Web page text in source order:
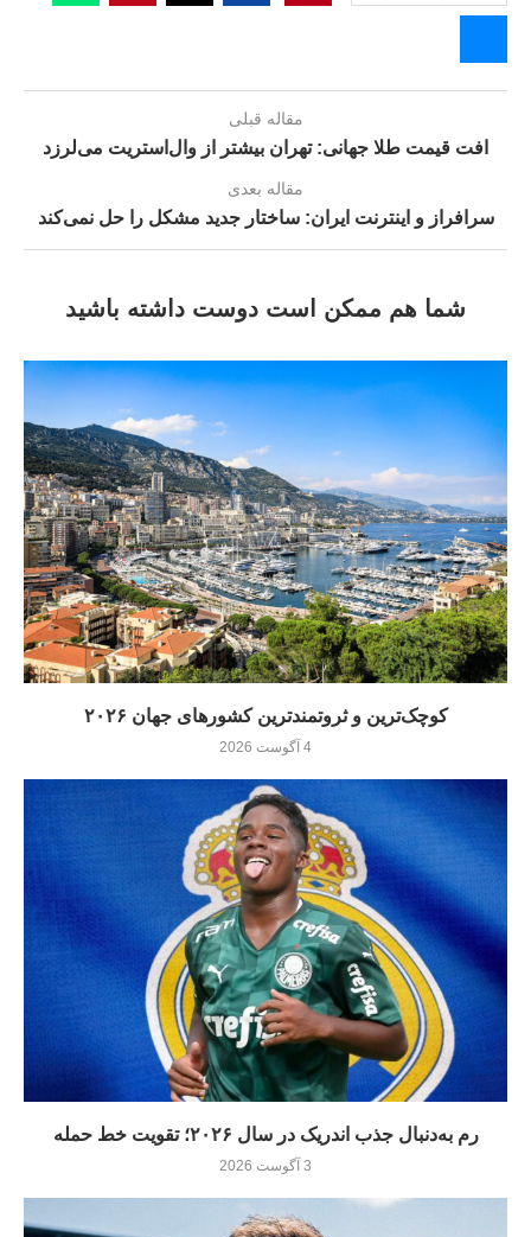
مقاله قبلی
افت قیمت طلا جهانی: تهران بیشتر از وال‌استریت می‌لرزد
مقاله بعدی
سرافراز و اینترنت ایران: ساختار جدید مشکل را حل نمی‌کند
شما هم ممکن است دوست داشته باشید
کوچک‌ترین و ثروتمندترین کشورهای جهان ۲۰۲۶
4 آگوست 2026
رم به‌دنبال جذب اندریک در سال ۲۰۲۶؛ تقویت خط حمله
3 آگوست 2026